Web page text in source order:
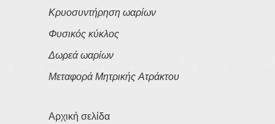
Κρυοσυντήρηση ωαρίων
Φυσικός κύκλος
Δωρεά ωαρίων
Μεταφορά Μητρικής Ατράκτου
Αρχική σελίδα